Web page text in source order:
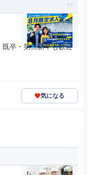
卒・第二新卒も歓迎
気になる